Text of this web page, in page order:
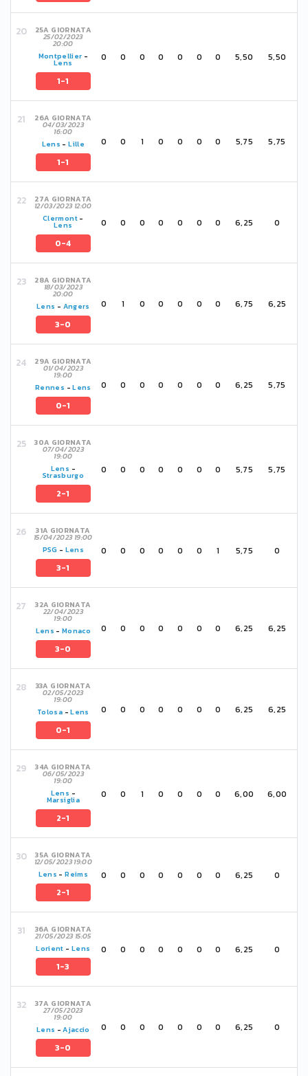
25A GIORNATA
25/02/2023
20:00
Montpellier -
Lens
1-1
0 0 0 0 0 0 0 5,50 5,50
26A GIORNATA
04/03/2023
16:00
Lens -Lille
1-1
0 0 1 0 0 0 0 5,75 5,75
27A GIORNATA
12/03/2023 12:00
Clermont-
Lens
0-4
0 0 0 0 0 0 0 6,25 0
28A GIORNATA
18/03/2023
20:00
Lens - Angers
3-0
0 1 0 0 0 0 0 6,75 6,25
29A GIORNATA
01/04/2023
19:00
Rennes -Lens
0-1
0 0 0 0 0 0 0 6,25 5,75
30A GIORNATA
07/04/2023
19:00
Lens -
Strasburgo
2-1
0 0 0 0 0 0 0 5,75 5,75
31A GIORNATA
15/04/2023 19:00
PSG - Lens
3-1
0 0 0 0 0 0 1 5,75 0
32A GIORNATA
22/04/2023
19:00
Lens -Monaco
3-0
0 0 0 0 0 0 0 6,25 6,25
33A GIORNATA
02/05/2023
19:00
Tolosa -Lens
0-1
0 0 0 0 0 0 0 6,25 6,25
34A GIORNATA
06/05/2023
19:00
Lens -
Marsiglia
2-1
0 0 1 0 0 0 0 6,00 6,00
35A GIORNATA
12/05/2023 19:00
Lens -Reims
2-1
0 0 0 0 0 0 0 6,25 0
36A GIORNATA
21/05/2023 15:05
Lorient - Lens
1-3
0 0 0 0 0 0 0 6,25 0
37A GIORNATA
27/05/2023
19:00
Lens -Ajaccio
3-0
0 0 0 0 0 0 0 6,25 0